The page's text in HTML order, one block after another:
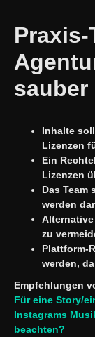
sauber
Inhalte
Lizenzen
Ein
Lizenzen
Das Team
werden
zu
Plattform-
werden,
Empfehlungen
Für eine Story/
Instagrams
beachten?